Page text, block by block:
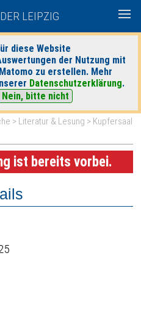
LEIPZIG
diese Website
der Nutzung mit
zu erstellen. Mehr
Datenschutzerklärung.
Nein, bitte nicht
heute|morgen| Detaillierte Suche
> Literatur & Lesung > Kupfersaal
ist bereits vorbei.